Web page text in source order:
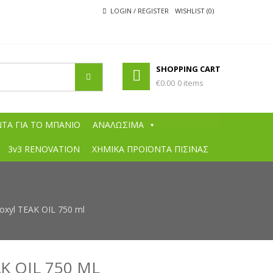
LOGIN / REGISTER WISHLIST (0)
συγκολητικές ουσίες, ξυλόκολλες, θερμομονωτικά χρώματα,
στόκοι μαρμάρου, σοβάδες, κόλλες πλακιδίων, αστάρια
SHOPPING CART
€0.00 0 items
ΓΙΑ ΤΟ ΜΠΑΝΙΟ ΑΝΑΛΩΣΙΜΑ
3v3 RENOVATION ΧΗΜΙΚΑ ΠΡΟΪΟΝΤΑ ΠΙΣΙΝΑΣ
TEAK OIL 750 ml
OIL 750 ML